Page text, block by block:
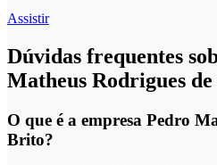
Assistir
Dúvidas frequentes
Matheus Rodrigues
O que é a empresa Pedro
Brito?